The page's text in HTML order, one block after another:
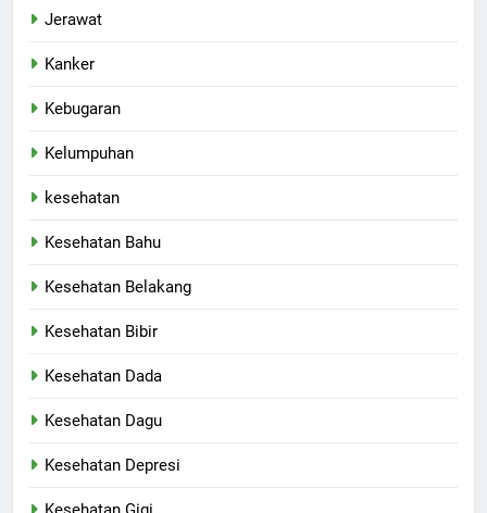
Jerawat
Kanker
Kebugaran
Kelumpuhan
kesehatan
Kesehatan Bahu
Kesehatan Belakang
Kesehatan Bibir
Kesehatan Dada
Kesehatan Dagu
Kesehatan Depresi